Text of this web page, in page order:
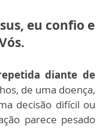
eu confio e
diante de
de uma doença,
decisão difícil ou
parece pesado